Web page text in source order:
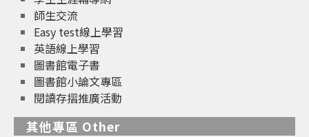
師生交流
Easy test線上學習
英語線上學習
圖書館電子書
圖書館小論文專區
閱讀存摺推廣活動
其他專區 Other